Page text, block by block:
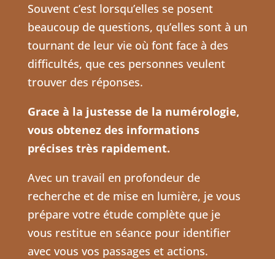
Souvent c’est lorsqu’elles se posent
beaucoup de questions, qu’elles sont à un
tournant de leur vie où font face à des
difficultés, que ces personnes veulent
trouver des réponses.
Grace à la justesse de la numérologie,
vous obtenez des informations
précises très rapidement.
Avec un travail en profondeur de
recherche et de mise en lumière, je vous
prépare votre étude complète que je
vous restitue en séance pour identifier
avec vous vos passages et actions.